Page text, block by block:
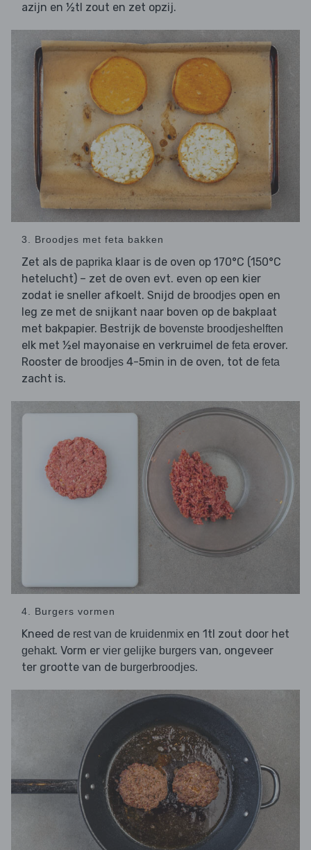
azijn en ½tl zout en zet opzij.
3. Broodjes met feta bakken
Zet als de paprika klaar is de oven op 170°C (150°C
hetelucht) – zet de oven evt. even op een kier
zodat ie sneller afkoelt. Snijd de broodjes open en
leg ze met de snijkant naar boven op de bakplaat
met bakpapier. Bestrijk de bovenste broodjeshelften
elk met ½el mayonaise en verkruimel de feta erover.
Rooster de broodjes 4-5min in de oven, tot de feta
zacht is.
4. Burgers vormen
Kneed de rest van de kruidenmix en 1tl zout door het
gehakt. Vorm er vier gelijke burgers van, ongeveer
ter grootte van de burgerbroodjes.